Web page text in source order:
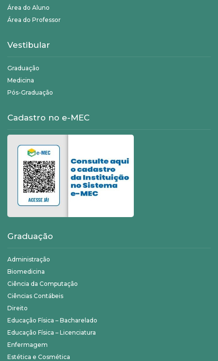
Área do Aluno
Área do Professor
Vestibular
Graduação
Medicina
Pós-Graduação
Cadastro no e-MEC
Graduação
Administração
Biomedicina
Ciência da Computação
Ciências Contábeis
Direito
Educação Física – Bacharelado
Educação Física – Licenciatura
Enfermagem
Estética e Cosmética